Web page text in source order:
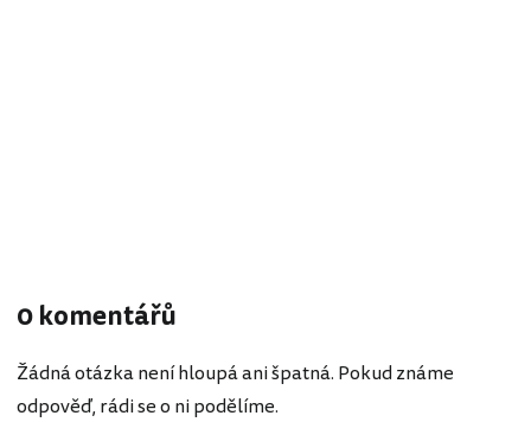
0 komentářů
Žádná otázka není hloupá ani špatná. Pokud známe
odpověď, rádi se o ni podělíme.